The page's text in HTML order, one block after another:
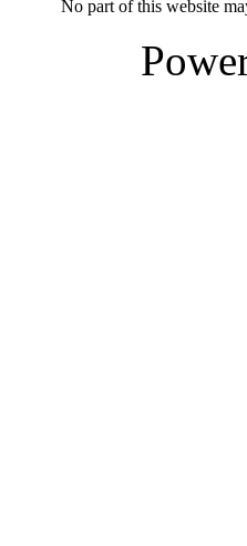
No part of this website